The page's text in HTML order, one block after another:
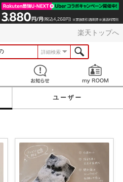
楽天トップへ
詳細検索
見つける お知らせ
ユーザー